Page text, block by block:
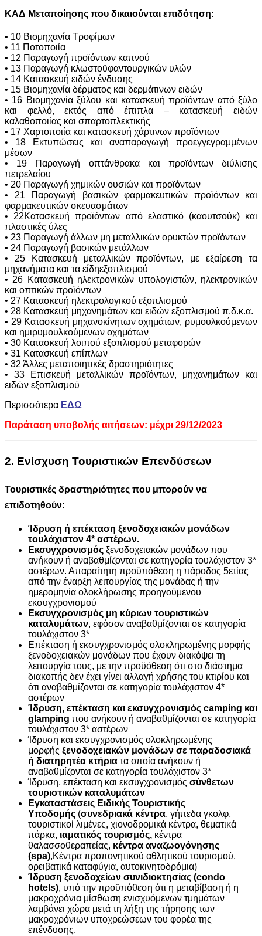
ΚΑΔ Μεταποίησης που δικαιούνται επιδότηση:
• 10 Βιομηχανία Τροφίμων
• 11 Ποτοποιία
• 12 Παραγωγή προϊόντων καπνού
• 13 Παραγωγή κλωστοϋφαντουργικών υλών
• 14 Κατασκευή ειδών ένδυσης
• 15 Βιομηχανία δέρματος και δερμάτινων ειδών
• 16 Βιομηχανία ξύλου και κατασκευή προϊόντων από ξύλο
και φελλό, εκτός από έπιπλα – κατασκευή ειδών
καλαθοποιίας και σπαρτοπλεκτικής
• 17 Χαρτοποιία και κατασκευή χάρτινων προϊόντων
• 18 Εκτυπώσεις και αναπαραγωγή προεγγεγραμμένων
μέσων
• 19 Παραγωγή οπτάνθρακα και προϊόντων διύλισης
πετρελαίου
• 20 Παραγωγή χημικών ουσιών και προϊόντων
• 21 Παραγωγή βασικών φαρμακευτικών προϊόντων και
φαρμακευτικών σκευασμάτων
• 22Κατασκευή προϊόντων από ελαστικό (καουτσούκ) και
πλαστικές ύλες
• 23 Παραγωγή άλλων μη μεταλλικών ορυκτών προϊόντων
• 24 Παραγωγή βασικών μετάλλων
• 25 Κατασκευή μεταλλικών προϊόντων, με εξαίρεση τα
μηχανήματα και τα είδηεξοπλισμού
• 26 Κατασκευή ηλεκτρονικών υπολογιστών, ηλεκτρονικών
και οπτικών προϊόντων
• 27 Κατασκευή ηλεκτρολογικού εξοπλισμού
• 28 Κατασκευή μηχανημάτων και ειδών εξοπλισμού π.δ.κ.α.
• 29 Κατασκευή μηχανοκίνητων οχημάτων, ρυμουλκούμενων
και ημιρυμουλκούμενων οχημάτων
• 30 Κατασκευή λοιπού εξοπλισμού μεταφορών
• 31 Κατασκευή επίπλων
• 32 Άλλες μεταποιητικές δραστηριότητες
• 33 Επισκευή μεταλλικών προϊόντων, μηχανημάτων και
ειδών εξοπλισμού
Περισσότερα ΕΔΩ
Παράταση υποβολής αιτήσεων: μέχρι 29/12/2023
2. Ενίσχυση Τουριστικών Επενδύσεων
Τουριστικές δραστηριότητες που μπορούν να
επιδοτηθούν:
Ίδρυση ή επέκταση ξενοδοχειακών μονάδων
τουλάχιστον 4* αστέρων.
Εκσυγχρονισμός ξενοδοχειακών μονάδων που
ανήκουν ή αναβαθμίζονται σε κατηγορία τουλάχιστον 3*
αστέρων. Απαραίτητη προϋπόθεση η πάροδος 5ετίας
από την έναρξη λειτουργίας της μονάδας ή την
ημερομηνία ολοκλήρωσης προηγούμενου
εκσυγχρονισμού
Εκσυγχρονισμός μη κύριων τουριστικών
καταλυμάτων, εφόσον αναβαθμίζονται σε κατηγορία
τουλάχιστον 3*
Επέκταση ή εκσυγχρονισμός ολοκληρωμένης μορφής
ξενοδοχειακών μονάδων που έχουν διακόψει τη
λειτουργία τους, με την προϋόθεση ότι στο διάστημα
διακοπής δεν έχει γίνει αλλαγή χρήσης του κτιρίου και
ότι αναβαθμίζονται σε κατηγορία τουλάχιστον 4*
αστέρων
Ίδρυση, επέκταση και εκσυγχρονισμός camping και
glamping που ανήκουν ή αναβαθμίζονται σε κατηγορία
τουλάχιστον 3* αστέρων
Ίδρυση και εκσυγχρονισμός ολοκληρωμένης
μορφής ξενοδοχειακών μονάδων σε παραδοσιακά
ή διατηρητέα κτήρια τα οποία ανήκουν ή
αναβαθμίζονται σε κατηγορία τουλάχιστον 3*
Ίδρυση, επέκταση και εκσυγχρονισμός σύνθετων
τουριστικών καταλυμάτων
Εγκαταστάσεις Ειδικής Τουριστικής
Υποδομής (συνεδριακά κέντρα, γήπεδα γκολφ,
τουριστικοί λιμένες, χιονοδρομικά κέντρα, θεματικά
πάρκα, ιαματικός τουρισμός, κέντρα
θαλασσοθεραπείας, κέντρα αναζωογόνησης
(spa),Κέντρα προπονητικού αθλητικού τουρισμού,
ορειβατικά καταφύγια, αυτοκινητοδρόμια)
Ίδρυση ξενοδοχείων συνιδιοκτησίας (condo
hotels), υπό την προϋπόθεση ότι η μεταβίβαση ή η
μακροχρόνια μίσθωση ενισχυόμενων τμημάτων
λαμβάνει χώρα μετά τη λήξη της τήρησης των
μακροχρόνιων υποχρεώσεων του φορέα της
επένδυσης.